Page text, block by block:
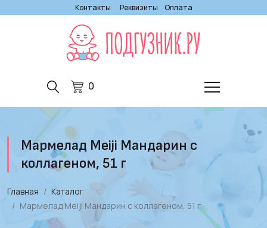
Контакты Реквизиты Оплата
0
Мармелад Meiji Мандарин с
коллагеном, 51 г
Главная
Каталог
Мармелад Meiji Мандарин с коллагеном, 51 г